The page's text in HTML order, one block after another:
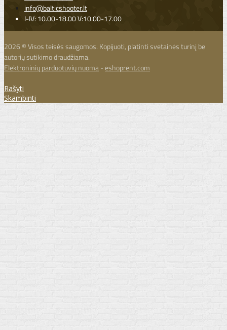
info@balticshooter.lt
I-IV: 10.00-18.00 V:10.00-17.00
2026 © Visos teisės saugomos. Kopijuoti, platinti svetainės turinį be
autorių sutikimo draudžiama.
Elektroninių parduotuvių nuoma-eshoprent.com
Rašyti
Skambinti